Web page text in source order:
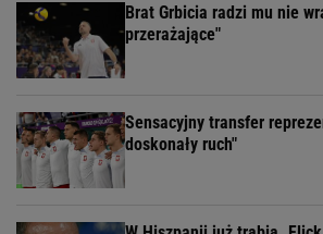
Brat Grbicia radzi mu nie
przerażające"
Sensacyjny transfer
doskonały ruch"